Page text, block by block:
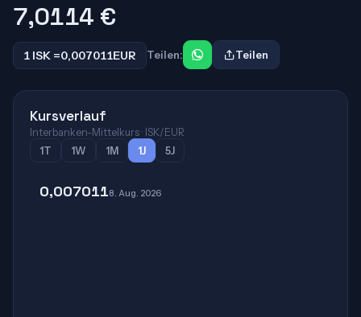
7,0114 €
1 ISK =0,007011EUR Teilen: Teilen
Kursverlauf
Interbanken-Mittelkurs · ISK/EUR
1T
1W 1M 1J 5J
0,0070118. Aug. 2026